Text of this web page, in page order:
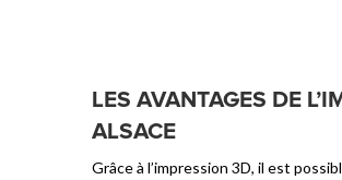
LES AVANTAGES DE
ALSACE
Grâce à l’impression 3D, il est